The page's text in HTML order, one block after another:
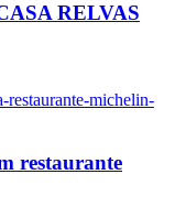
RELVAS
restaurante-michelin-
restaurante